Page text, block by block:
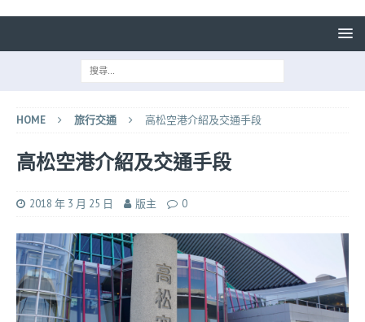
HOME 旅行交通 高松空港介紹及交通手段
高松空港介紹及交通手段
2018 年 3 月 25 日 版主 0